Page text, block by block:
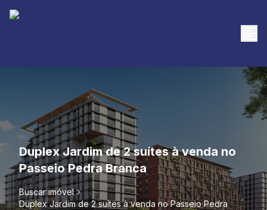
Duplex Jardim de 2 suítes à venda no
Passeio Pedra Branca
Buscar imóvel
Duplex Jardim de 2 suítes à venda no Passeio Pedra